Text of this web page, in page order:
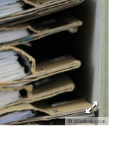
© pixabay.com